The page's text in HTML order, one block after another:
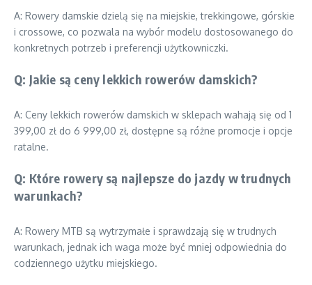
A: Rowery damskie dzielą się na miejskie, trekkingowe, górskie
i crossowe, co pozwala na wybór modelu dostosowanego do
konkretnych potrzeb i preferencji użytkowniczki.
Q: Jakie są ceny lekkich rowerów damskich?
A: Ceny lekkich rowerów damskich w sklepach wahają się od 1
399,00 zł do 6 999,00 zł, dostępne są różne promocje i opcje
ratalne.
Q: Które rowery są najlepsze do jazdy w trudnych
warunkach?
A: Rowery MTB są wytrzymałe i sprawdzają się w trudnych
warunkach, jednak ich waga może być mniej odpowiednia do
codziennego użytku miejskiego.